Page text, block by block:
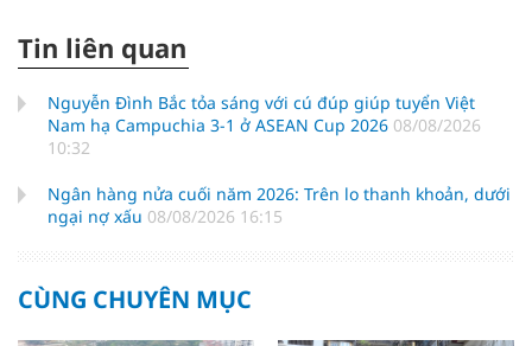
Tin liên quan
Nguyễn Đình Bắc tỏa sáng với cú đúp giúp tuyển Việt
Nam hạ Campuchia 3-1 ở ASEAN Cup 2026 08/08/2026
10:32
Ngân hàng nửa cuối năm 2026: Trên lo thanh khoản, dưới
ngại nợ xấu 08/08/2026 16:15
CÙNG CHUYÊN MỤC